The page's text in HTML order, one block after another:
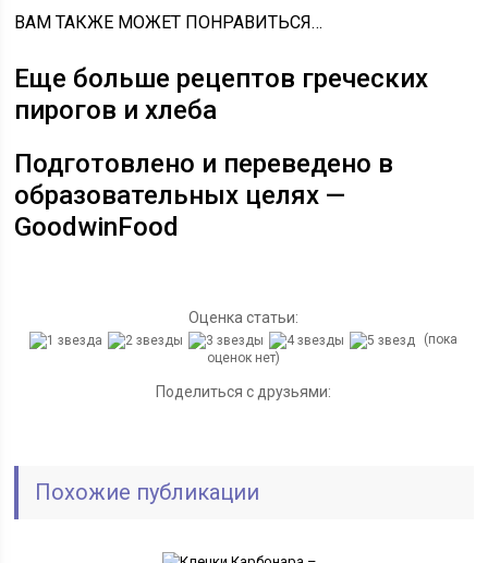
ВАМ ТАКЖЕ МОЖЕТ ПОНРАВИТЬСЯ…
Еще больше рецептов греческих
пирогов и хлеба
Подготовлено и переведено в
образовательных целях —
GoodwinFood
Оценка статьи:
(пока
оценок нет)
Поделиться с друзьями:
Похожие публикации